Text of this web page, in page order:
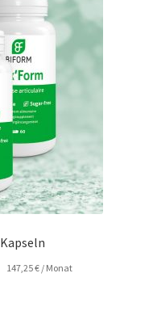
147,25€ / Monat